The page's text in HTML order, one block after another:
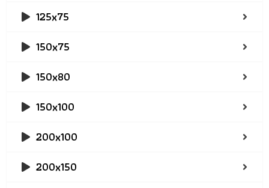
125x75
150x75
150x80
150x100
200x100
200x150